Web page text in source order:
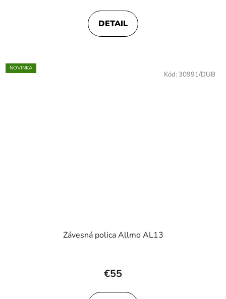
DETAIL
NOVINKA
Závesná polica Allmo AL13
€55
Kód: 30991/DUB